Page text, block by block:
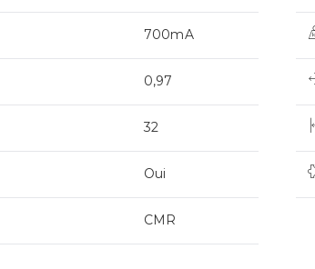
700mA
0,97
32
Oui
CMR